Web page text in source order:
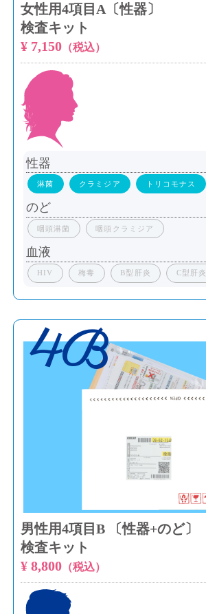
女性用4項目A〔性器〕
検査キット
¥ 7,150（税込）
性器
淋菌 クラミジア トリコモナス
のど
咽頭淋菌 咽頭クラミジア
血液
HIV 梅毒 B型肝炎 C型肝炎
4B
男性用4項目B 〔性器+のど〕
検査キット
¥ 8,800（税込）